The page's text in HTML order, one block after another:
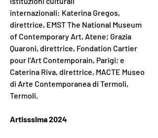
internazionali: Katerina Gregos,
direttrice, EMST The National Museum
of Contemporary Art, Atene; Grazia
Quaroni, direttrice, Fondation Cartier
pour l’Art Contemporain, Parigi; e
Caterina Riva, direttrice, MACTE Museo
di Arte Contemporanea di Termoli,
Termoli.
Artisssima 2024